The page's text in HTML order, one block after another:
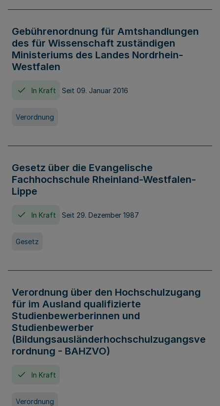
Gebührenordnung für Amtshandlungen
des für Wissenschaft zuständigen
Ministeriums des Landes Nordrhein-
Westfalen
In Kraft Seit 09. Januar 2016
Verordnung
Gesetz über die Evangelische
Fachhochschule Rheinland-Westfalen-
Lippe
In Kraft Seit 29. Dezember 1987
Gesetz
Verordnung über den Hochschulzugang
für im Ausland qualifizierte
Studienbewerberinnen und
Studienbewerber
(Bildungsausländerhochschulzugangsve
rordnung - BAHZVO)
In Kraft
Verordnung